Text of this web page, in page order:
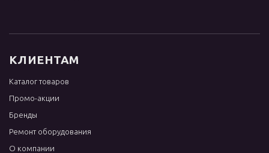
КЛИЕНТАМ
Каталог товаров
Промо-акции
Бренды
Ремонт оборудования
О компании